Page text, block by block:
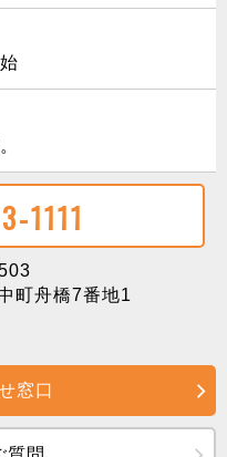
1111
町舟橋7番地1
窓口